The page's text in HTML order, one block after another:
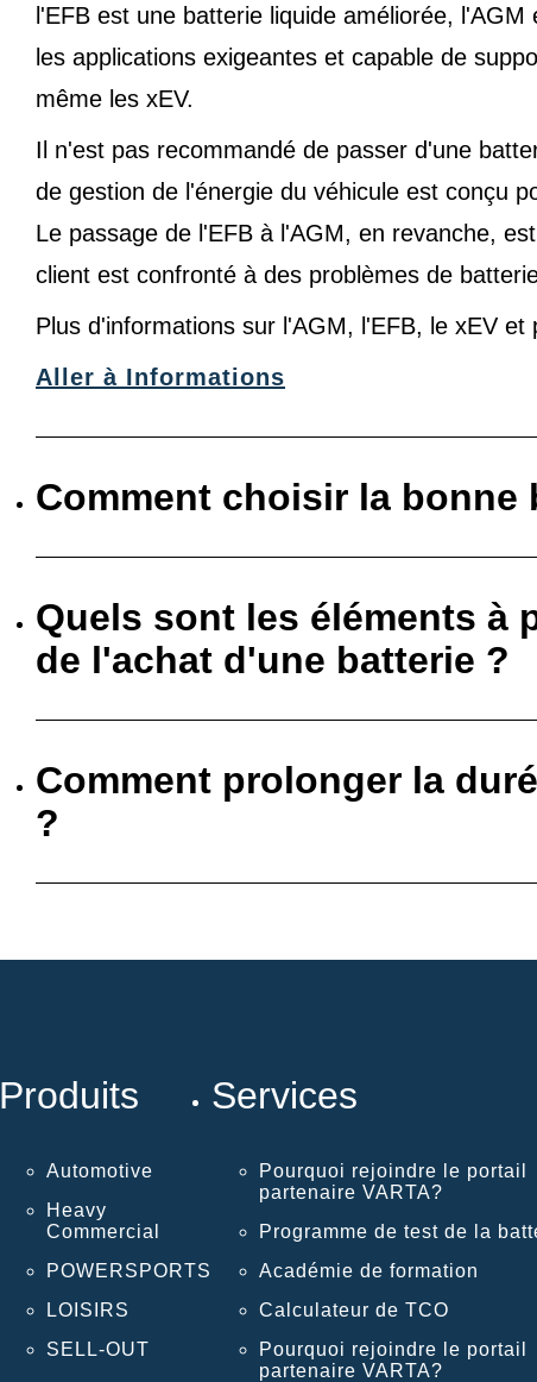
l'EFB est une batterie liquide améliorée,
les applications exigeantes et capable de
même les xEV.
Il n'est pas recommandé de passer d'une
de gestion de l'énergie du véhicule est conçu
Le passage de l'EFB à l'AGM, en revanche,
client est confronté à des problèmes de
Plus d'informations sur l'AGM, l'EFB, le xEV et
Aller à Informations
Comment choisir la bonne
Quels sont les éléments à
de l'achat d'une batterie ?
Comment prolonger la
?
Produits
Automotive
Heavy
Commercial
POWERSPORTS
LOISIRS
SELL-OUT
Services
Pourquoi rejoindre le portail
partenaire VARTA?
Programme de test de la
Académie de formation
Calculateur de TCO
Pourquoi rejoindre le portail
partenaire VARTA?